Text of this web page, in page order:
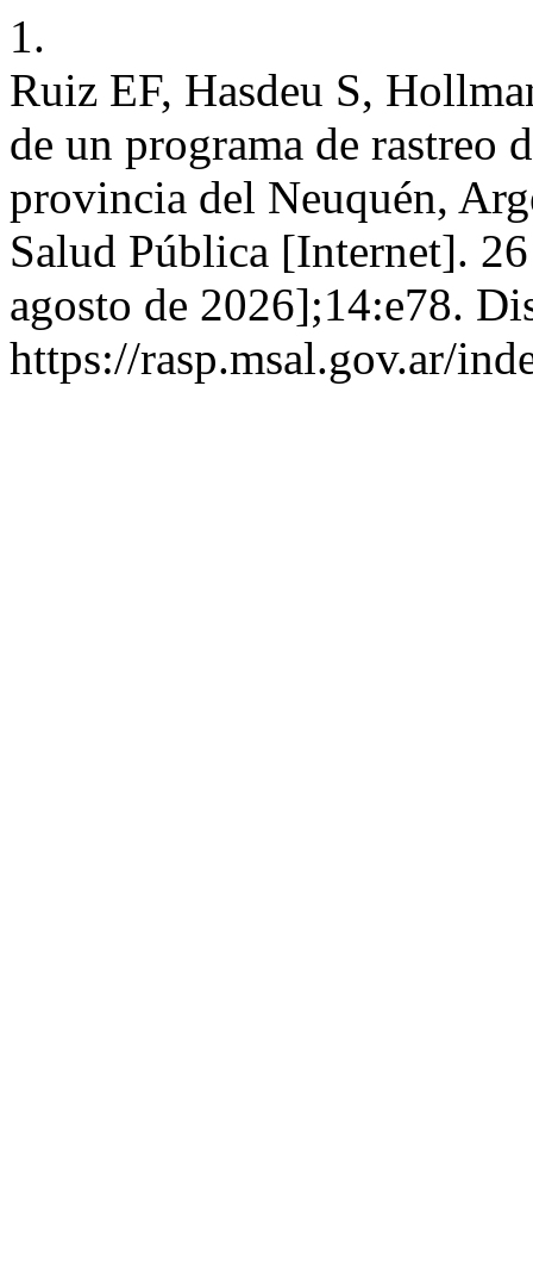
1.
Ruiz EF, Hasdeu S,
de un programa de rastreo
provincia del Neuquén,
Salud Pública [Internet].
agosto de 2026];14:e78.
https://rasp.msal.gov.ar/